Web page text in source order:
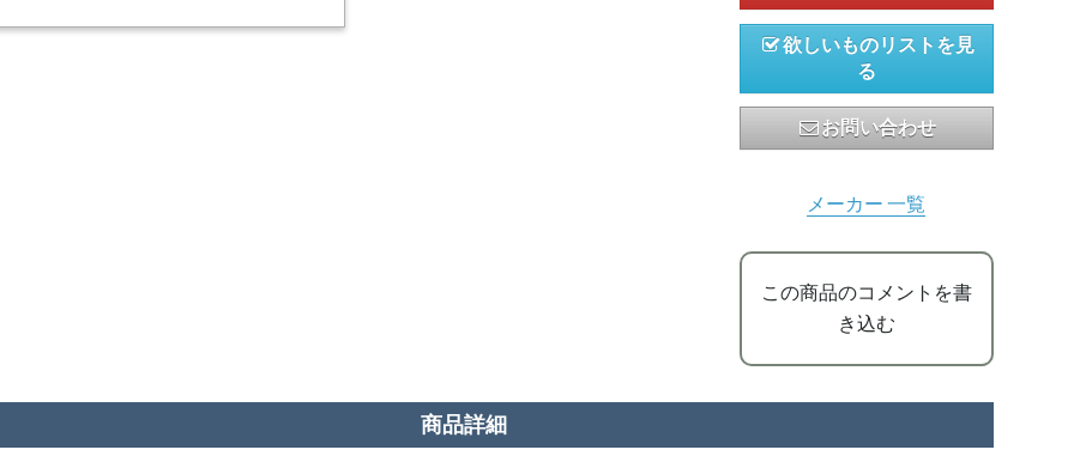
欲しいものリストを見
る
お問い合わせ
メーカー 一覧
この商品のコメントを書
き込む
商品詳細